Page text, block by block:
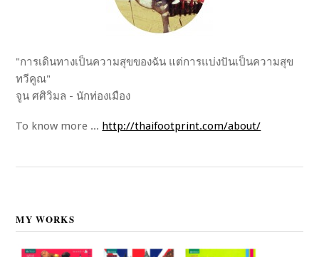
"การเดินทางเป็นความสุขของฉัน แต่การแบ่งปันเป็นความสุข
ทวีคูณ"
จูน ศศิวิมล - นักท่องเมือง
To know more ... http://thaifootprint.com/about/
MY WORKS